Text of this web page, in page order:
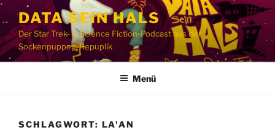
Zum
Inhalt
springen
DATA SEIN HALS
Der Star Trek- & Science Fiction-Podcast aus der
Sockenpuppen-Repuplik
Menü
SCHLAGWORT: LA'AN